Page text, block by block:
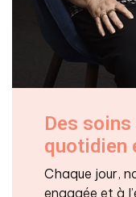
Des
quotidien
Chaque jour,
engagée et à